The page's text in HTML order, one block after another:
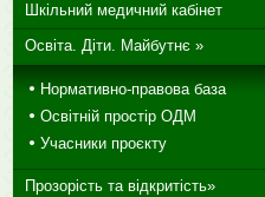
Шкільний медичний кабінет
Освіта. Діти. Майбутнє »
Нормативно-правова база
Освітній простір ОДМ
Учасники проєкту
Прозорість та відкритість»